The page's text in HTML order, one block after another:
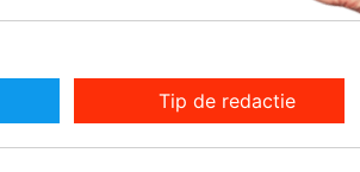
Tip de redactie